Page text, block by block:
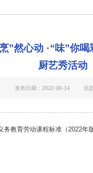
烹”然心动 ·“味”
厨艺秀活动
发布日期：2022-06-14 信
务教育劳动课程标准（2022